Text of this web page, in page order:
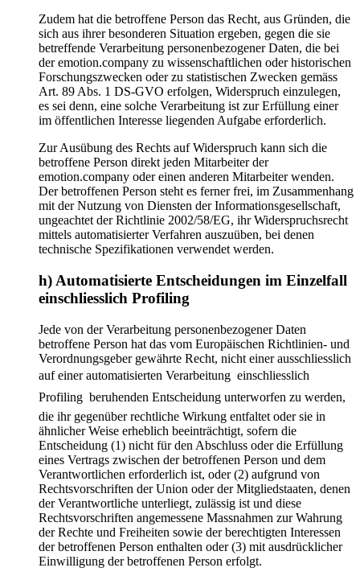
Zudem hat die betroffene Person das Recht, aus Gründen, die
sich aus ihrer besonderen Situation ergeben, gegen die sie
betreffende Verarbeitung personenbezogener Daten, die bei
der emotion.company zu wissenschaftlichen oder historischen
Forschungszwecken oder zu statistischen Zwecken gemäss
Art. 89 Abs. 1 DS-GVO erfolgen, Widerspruch einzulegen,
es sei denn, eine solche Verarbeitung ist zur Erfüllung einer
im öffentlichen Interesse liegenden Aufgabe erforderlich.
Zur Ausübung des Rechts auf Widerspruch kann sich die
betroffene Person direkt jeden Mitarbeiter der
emotion.company oder einen anderen Mitarbeiter wenden.
Der betroffenen Person steht es ferner frei, im Zusammenhang
mit der Nutzung von Diensten der Informationsgesellschaft,
ungeachtet der Richtlinie 2002/58/EG, ihr Widerspruchsrecht
mittels automatisierter Verfahren auszuüben, bei denen
technische Spezifikationen verwendet werden.
h) Automatisierte Entscheidungen im Einzelfall
einschliesslich Profiling
Jede von der Verarbeitung personenbezogener Daten
betroffene Person hat das vom Europäischen Richtlinien- und
Verordnungsgeber gewährte Recht, nicht einer ausschliesslich
auf einer automatisierten Verarbeitung  einschliesslich
Profiling  beruhenden Entscheidung unterworfen zu werden,
die ihr gegenüber rechtliche Wirkung entfaltet oder sie in
ähnlicher Weise erheblich beeinträchtigt, sofern die
Entscheidung (1) nicht für den Abschluss oder die Erfüllung
eines Vertrags zwischen der betroffenen Person und dem
Verantwortlichen erforderlich ist, oder (2) aufgrund von
Rechtsvorschriften der Union oder der Mitgliedstaaten, denen
der Verantwortliche unterliegt, zulässig ist und diese
Rechtsvorschriften angemessene Massnahmen zur Wahrung
der Rechte und Freiheiten sowie der berechtigten Interessen
der betroffenen Person enthalten oder (3) mit ausdrücklicher
Einwilligung der betroffenen Person erfolgt.